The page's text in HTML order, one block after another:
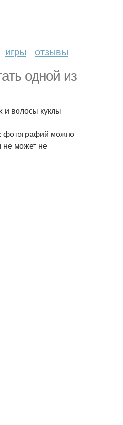
игры отзывы
одной из
и волосы куклы
фотографий можно
не может не